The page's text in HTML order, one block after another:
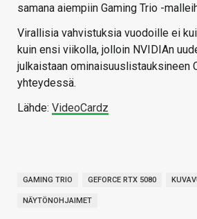
samana aiempiin Gaming Trio -
Virallisia vahvistuksia vuodoille ei
kuin ensi viikolla, jolloin NVIDIAn
julkaistaan ominaisuuslistauksineen
yhteydessä.
Lähde: VideoCardz
GAMING TRIO GEFORCE RTX 5080
NÄYTÖNOHJAIMET